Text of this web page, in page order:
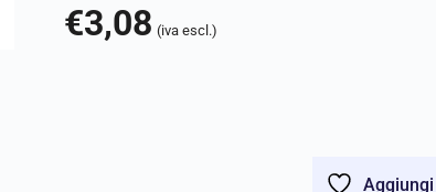
€3,08 (iva escl.)